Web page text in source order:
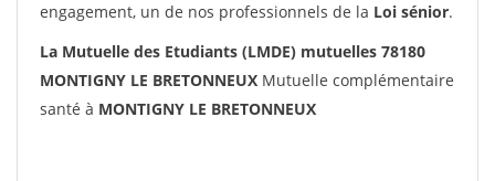
engagement, un de nos professionnels de la Loi sénior.
La Mutuelle des Etudiants (LMDE) mutuelles 78180
MONTIGNY LE BRETONNEUX Mutuelle complémentaire
santé à MONTIGNY LE BRETONNEUX